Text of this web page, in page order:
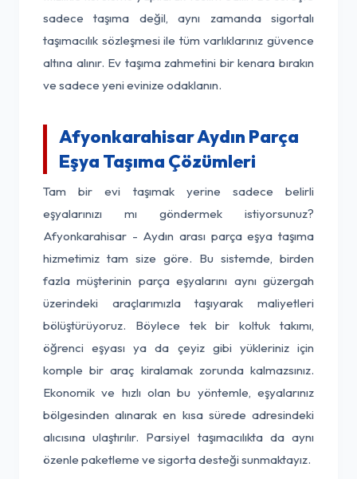
sadece taşıma değil, aynı zamanda sigortalı
taşımacılık sözleşmesi ile tüm varlıklarınız güvence
altına alınır. Ev taşıma zahmetini bir kenara bırakın
ve sadece yeni evinize odaklanın.
Afyonkarahisar Aydın Parça
Eşya Taşıma Çözümleri
Tam bir evi taşımak yerine sadece belirli
eşyalarınızı mı göndermek istiyorsunuz?
Afyonkarahisar - Aydın arası parça eşya taşıma
hizmetimiz tam size göre. Bu sistemde, birden
fazla müşterinin parça eşyalarını aynı güzergah
üzerindeki araçlarımızla taşıyarak maliyetleri
bölüştürüyoruz. Böylece tek bir koltuk takımı,
öğrenci eşyası ya da çeyiz gibi yükleriniz için
komple bir araç kiralamak zorunda kalmazsınız.
Ekonomik ve hızlı olan bu yöntemle, eşyalarınız
bölgesinden alınarak en kısa sürede adresindeki
alıcısına ulaştırılır. Parsiyel taşımacılıkta da aynı
özenle paketleme ve sigorta desteği sunmaktayız.